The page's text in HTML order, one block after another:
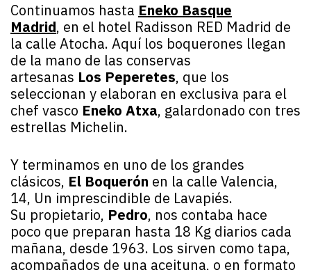
Continuamos hasta Eneko Basque
Madrid, en el hotel Radisson RED Madrid de
la calle Atocha. Aquí los boquerones llegan
de la mano de las conservas
artesanas Los Peperetes, que los
seleccionan y elaboran en exclusiva para el
chef vasco Eneko Atxa, galardonado con tres
estrellas Michelin.
Y terminamos en uno de los grandes
clásicos, El Boquerón en la calle Valencia,
14, Un imprescindible de Lavapiés.
Su propietario, Pedro, nos contaba hace
poco que preparan hasta 18 Kg diarios cada
mañana, desde 1963. Los sirven como tapa,
acompañados de una aceituna, o en formato